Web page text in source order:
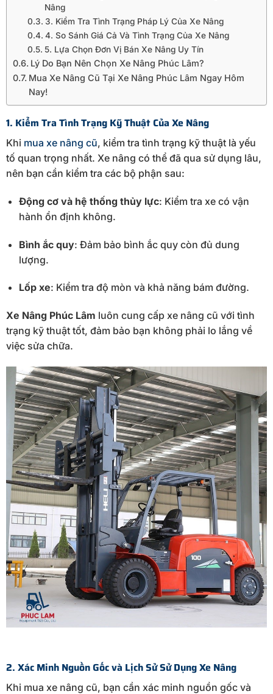
Nâng
3. Kiểm Tra Tình Trạng Pháp Lý Của Xe Nâng
4. So Sánh Giá Cả Và Tình Trạng Của Xe Nâng
5. Lựa Chọn Đơn Vị Bán Xe Nâng Uy Tín
Lý Do Bạn Nên Chọn Xe Nâng Phúc Lâm?
Mua Xe Nâng Cũ Tại Xe Nâng Phúc Lâm Ngay Hôm
Nay!
1. Kiểm Tra Tình Trạng Kỹ Thuật Của Xe Nâng
Khi mua xe nâng cũ, kiểm tra tình trạng kỹ thuật là yếu
tố quan trọng nhất. Xe nâng có thể đã qua sử dụng lâu,
nên bạn cần kiểm tra các bộ phận sau:
Động cơ và hệ thống thủy lực: Kiểm tra xe có vận
hành ổn định không.
Bình ắc quy: Đảm bảo bình ắc quy còn đủ dung
lượng.
Lốp xe: Kiểm tra độ mòn và khả năng bám đường.
Xe Nâng Phúc Lâm luôn cung cấp xe nâng cũ với tình
trạng kỹ thuật tốt, đảm bảo bạn không phải lo lắng về
việc sửa chữa.
2. Xác Minh Nguồn Gốc và Lịch Sử Sử Dụng Xe Nâng
Khi mua xe nâng cũ, bạn cần xác minh nguồn gốc và